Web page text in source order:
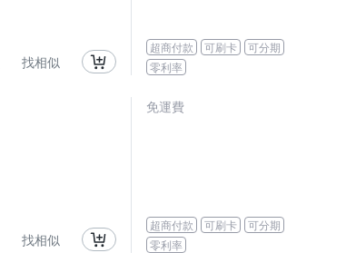
找相似
超商付款 可刷卡
可分期
零利率
找相似
免運費
超商付款 可刷卡
可分期
零利率